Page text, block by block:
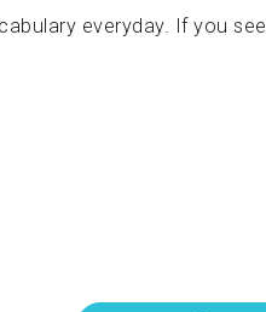
everyday. If you see